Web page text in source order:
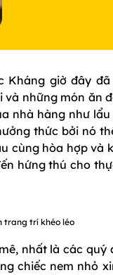
Kháng giờ đây
những món ăn
nhà hàng như
thức bởi nó
cùng hòa hợp và
hứng thú cho
trang trí khéo léo
nhất là các quý
chiếc nem nhỏ